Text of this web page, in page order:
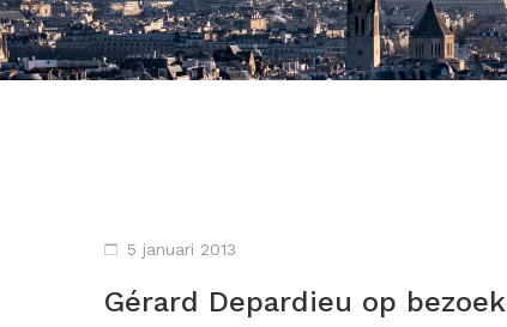
5 januari 2013
Gérard Depardieu op